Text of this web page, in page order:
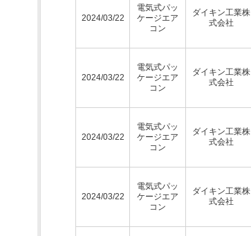
2024/03/22
電気式パッ
ケージエア
コン
ダイキン工業株
式会社
2024/03/22
電気式パッ
ケージエア
コン
ダイキン工業株
式会社
2024/03/22
電気式パッ
ケージエア
コン
ダイキン工業株
式会社
2024/03/22
電気式パッ
ケージエア
コン
ダイキン工業株
式会社